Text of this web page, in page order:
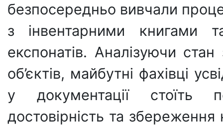
безпосередньо вивчали
з інвентарними книгами
експонатів. Аналізуючи
об’єктів, майбутні фахівці
у документації стоїть
достовірність та